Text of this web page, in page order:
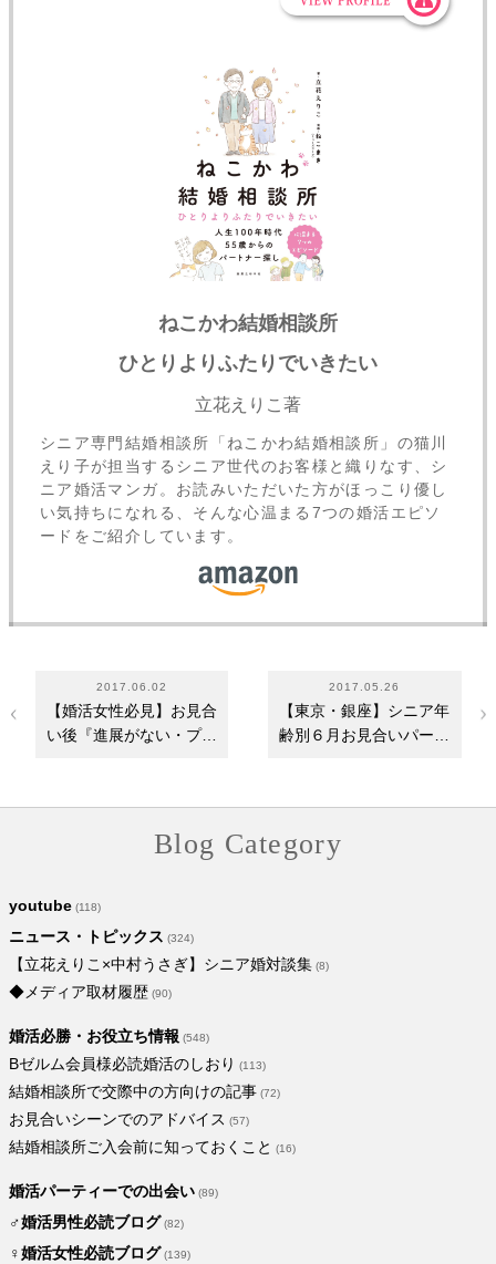
ねこかわ結婚相談所
ひとりよりふたりでいきたい
立花えりこ著
シニア専門結婚相談所「ねこかわ結婚相談所」の猫川
えり子が担当するシニア世代のお客様と織りなす、シ
ニア婚活マンガ。お読みいただいた方がほっこり優し
い気持ちになれる、そんな心温まる7つの婚活エピソ
ードをご紹介しています。
2017.06.02
【婚活女性必見】お見合
い後『進展がない・プロ
2017.05.26
【東京・銀座】シニア年
齢別６月お見合いパーテ
Blog Category
youtube (118)
ニュース・トピックス (324)
【立花えりこ×中村うさぎ】シニア婚対談集 (8)
◆メディア取材履歴 (90)
婚活必勝・お役立ち情報 (548)
Bゼルム会員様必読婚活のしおり (113)
結婚相談所で交際中の方向けの記事 (72)
お見合いシーンでのアドバイス (57)
結婚相談所ご入会前に知っておくこと (16)
婚活パーティーでの出会い (89)
♂婚活男性必読ブログ (82)
♀婚活女性必読ブログ (139)